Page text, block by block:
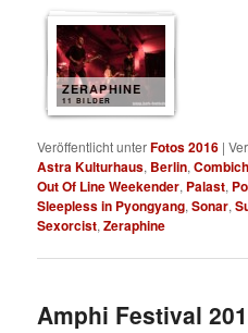
ZERAPHINE
11 BILDER
Veröffentlicht unterFotos 2016 |
Astra Kulturhaus, Berlin,
Out Of Line Weekender, Palast,
Sleepless in Pyongyang,Sonar,
Sexorcist,Zeraphine
Amphi Festival